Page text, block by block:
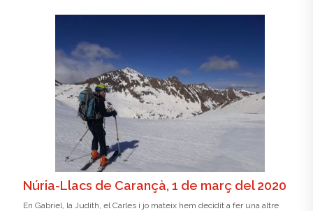
Núria-Llacs de Carançà, 1 de març del 2020
En Gabriel, la Judith, el Carles i jo mateix hem decidit a fer una altre